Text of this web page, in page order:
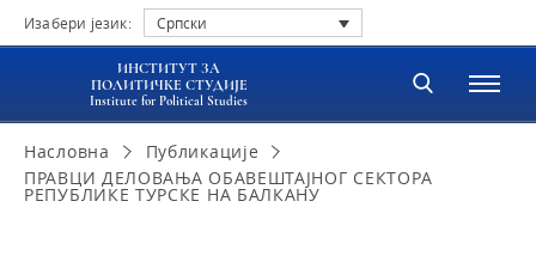
Изабери језик: Српски
ИНСТИТУТ ЗА
ПОЛИТИЧКЕ СТУДИЈЕ
Institute for Political Studies
Насловна
Публикације
ПРАВЦИ ДЕЛОВАЊА ОБАВЕШТАЈНОГ СЕКТОРА
РЕПУБЛИКЕ ТУРСКЕ НА БАЛКАНУ